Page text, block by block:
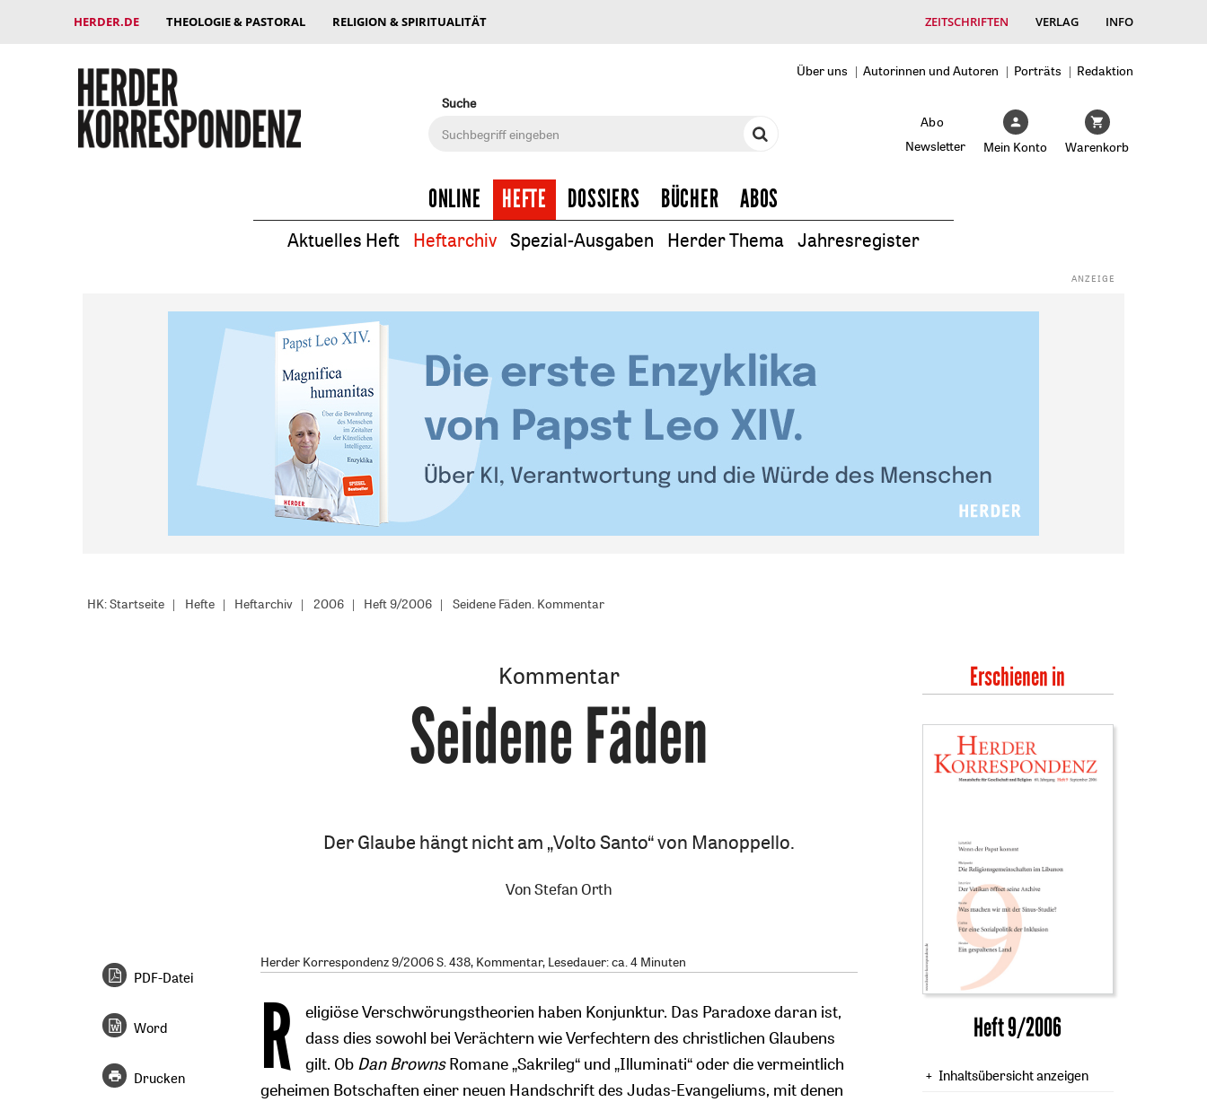
HERDER.DE THEOLOGIE & PASTORAL RELIGION & SPIRITUALITÄT ZEITSCHRIFTEN VERLAG INFO
Über uns Autorinnen und Autoren Porträts
Redaktion
Suche
Abo
Newsletter
Mein Konto Warenkorb
ONLINE HEFTE DOSSIERS BÜCHER ABOS
Aktuelles Heft Heftarchiv Spezial-Ausgaben Herder Thema Jahresregister
HK: Startseite Hefte Heftarchiv 2006 Heft 9/2006 Seidene Fäden. Kommentar
Kommentar
:
Seidene Fäden
Der Glaube hängt nicht am „Volto Santo“ von Manoppello.
VonStefan Orth
Herder Korrespondenz 9/2006 S. 438, Kommentar, Lesedauer: ca. 4 Minuten
R
eligiöse Verschwörungstheorien haben Konjunktur. Das Paradoxe daran ist,
dass dies sowohl bei Verächtern wie Verfechtern des christlichen Glaubens
gilt. Ob Dan BrownsRomane „Sakrileg“ und „Illuminati“ oder die vermeintlich
geheimen Botschaften einer neuen Handschrift des Judas-Evangeliums, mit denen
PDF-Datei
Word
Drucken
Erschienen in
Heft 9/2006
Inhaltsübersicht anzeigen